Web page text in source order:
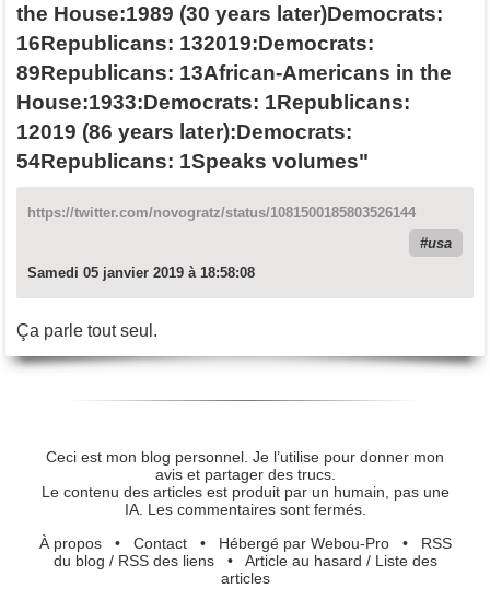
the House:1989 (30 years later)Democrats:
16Republicans: 132019:Democrats:
89Republicans: 13African-Americans in the
House:1933:Democrats: 1Republicans:
12019 (86 years later):Democrats:
54Republicans: 1Speaks volumes"
https://twitter.com/novogratz/status/1081500185803526144
usa
Samedi 05 janvier 2019 à 18:58:08
Ça parle tout seul.
Ceci est mon blog personnel. Je l’utilise pour donner mon
avis et partager des trucs.
Le contenu des articles est produit par un humain, pas une
IA. Les commentaires sont fermés.
À propos• Contact• Hébergé par Webou-Pro• RSS
du blog / RSS des liens• Article au hasard / Liste des
articles